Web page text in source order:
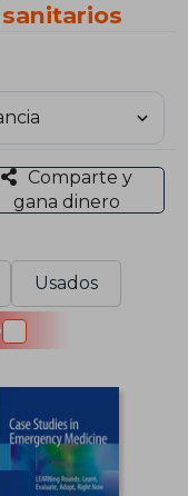
Comparte y
gana dinero
Usados